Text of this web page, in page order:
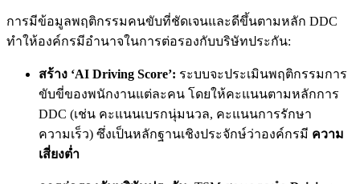
การมีข้อมูลพฤติกรรมคนขับที่ชัดเจนและดีขึ้นตามหลัก DDC
ทำให้องค์กรมีอำนาจในการต่อรองกับบริษัทประกัน:
สร้าง ‘AI Driving Score’: ระบบจะประเมินพฤติกรรมการ
ขับขี่ของพนักงานแต่ละคน โดยให้คะแนนตามหลักการ
DDC (เช่น คะแนนเบรกนุ่มนวล, คะแนนการรักษา
ความเร็ว) ซึ่งเป็นหลักฐานเชิงประจักษ์ว่าองค์กรมี ความ
เสี่ยงต่ำ